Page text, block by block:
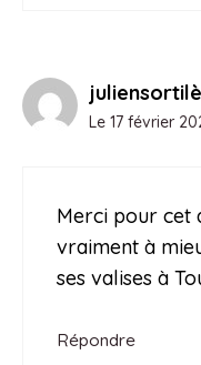
Le 17 février
Merci pour cet
vraiment à
ses valises à
Répondre